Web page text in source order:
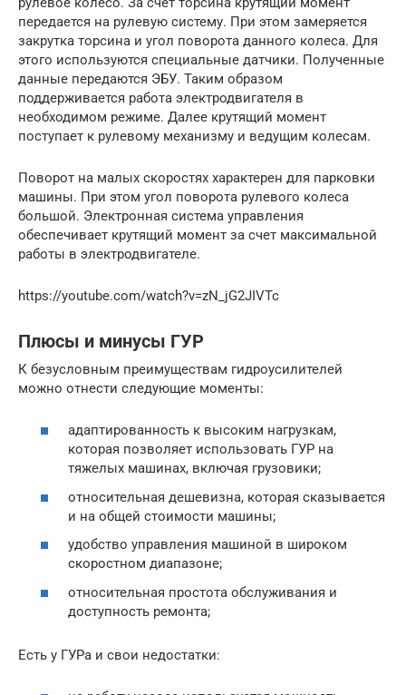
передается на рулевую систему. При этом замеряется
закрутка торсина и угол поворота данного колеса. Для
этого используются специальные датчики. Полученные
данные передаются ЭБУ. Таким образом
поддерживается работа электродвигателя в
необходимом режиме. Далее крутящий момент
поступает к рулевому механизму и ведущим колесам.
Поворот на малых скоростях характерен для парковки
машины. При этом угол поворота рулевого колеса
большой. Электронная система управления
обеспечивает крутящий момент за счет максимальной
работы в электродвигателе.
https://youtube.com/watch?v=zN_jG2JIVTc
Плюсы и минусы ГУР
К безусловным преимуществам гидроусилителей
можно отнести следующие моменты:
адаптированность к высоким нагрузкам,
которая позволяет использовать ГУР на
тяжелых машинах, включая грузовики;
относительная дешевизна, которая сказывается
и на общей стоимости машины;
удобство управления машиной в широком
скоростном диапазоне;
относительная простота обслуживания и
доступность ремонта;
Есть у ГУРа и свои недостатки: